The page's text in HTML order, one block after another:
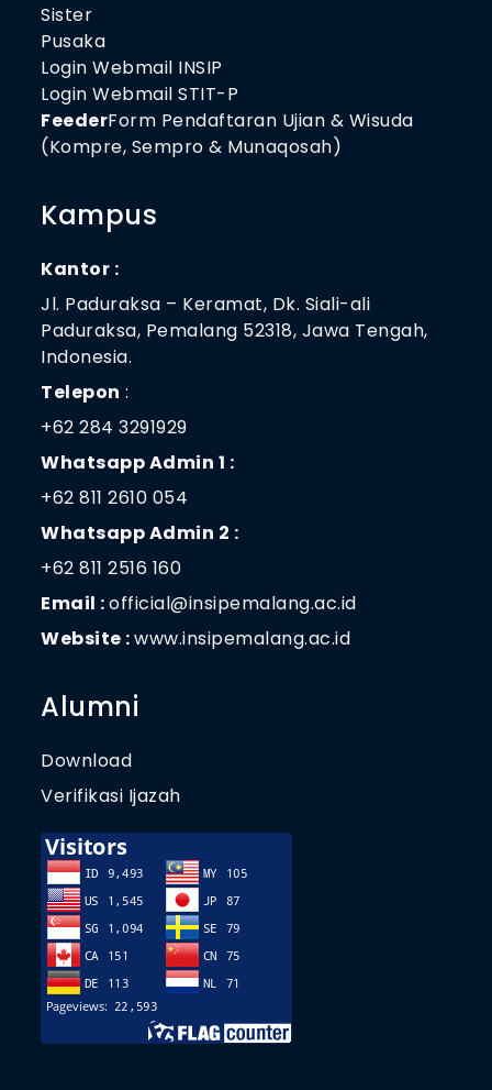
Sister
Pusaka
Login Webmail INSIP
Login Webmail STIT-P
FeederForm Pendaftaran Ujian & Wisuda
(Kompre, Sempro & Munaqosah)
Kampus
Kantor :
Jl. Paduraksa – Keramat, Dk. Siali-ali
Paduraksa, Pemalang 52318, Jawa Tengah,
Indonesia.
Telepon :
+62 284 3291929
Whatsapp Admin 1 :
+62 811 2610 054
Whatsapp Admin 2 :
+62 811 2516 160
Email :official@insipemalang.ac.id
Website :www.insipemalang.ac.id
Alumni
Download
Verifikasi Ijazah